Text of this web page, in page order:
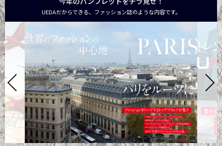
UEDAだからできる、ファッション誌のような内容です。